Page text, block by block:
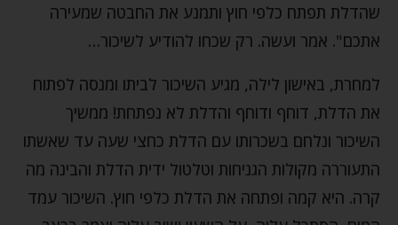
שהדלת תפתח כלפי חוץ ותמנע את החבטה שמעירה
אתכם". אמר ועשה. רק שכחו להודיע לשיכור…
למחרת, באישון לילה, מגיע השיכור לביתו ומנסה לפתוח
את הדלת, דוחף ודוחף והדלת לא נפתחת! ממשיך
השיכור ונלחם בשכרותו עם הדלת כחצי שעה עד שאשתו
התעוררה מקולות הגניחות וטלטול ידית הדלת והבינה מה
קרה. היא קמה ופתחה את הדלת כלפי חוץ. השיכור עמד